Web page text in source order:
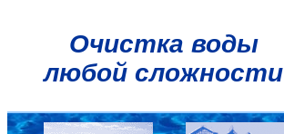
Очистка воды
любой сложности